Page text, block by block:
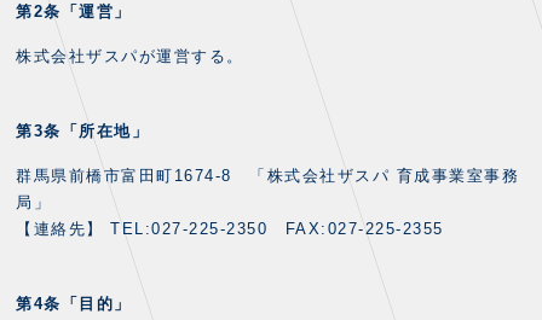
・企画チケット
・招待チケット
・法人シーズンシート
クラブプロパティ
会場周辺案内図
初心者向けのガイダンス
運営サポートスタッフ募集
ザスパタイムズ
各SNS
マスコット
クラブアンバサダー
PARTNERS
クラブパートナー
ザスパ応援店紹介
ふるさと納税
COMPANY
会社概要
拠点一覧
クラブについて（エンブレム・ロゴ等）
CHALLENGERS
ACADEMY
第2条「運営」
株式会社ザスパが運営する。
第3条「所在地」
群馬県前橋市富田町1674-8 「株式会社ザスパ 育成事業室事務
局」
【連絡先】 TEL:027-225-2350 FAX:027-225-2355
第4条「目的」